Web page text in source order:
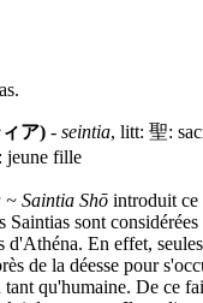
ア) - seintia, litt: 聖:
jeune fille
~ Saintia Shō introduit ce
Saintias sont
d'Athéna. En effet,
de la déesse pour
qu'humaine. De ce